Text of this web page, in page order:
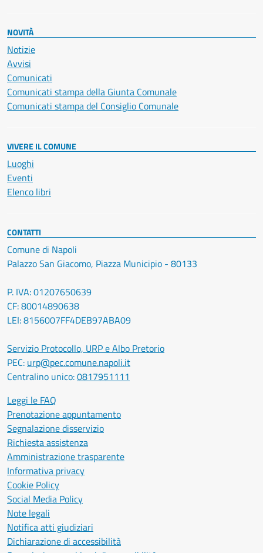
NOVITÀ
Notizie
Avvisi
Comunicati
Comunicati stampa della Giunta Comunale
Comunicati stampa del Consiglio Comunale
VIVERE IL COMUNE
Luoghi
Eventi
Elenco libri
CONTATTI
Comune di Napoli
Palazzo San Giacomo, Piazza Municipio - 80133
P. IVA: 01207650639
CF: 80014890638
LEI: 8156007FF4DEB97ABA09
Servizio Protocollo, URP e Albo Pretorio
PEC: urp@pec.comune.napoli.it
Centralino unico:0817951111
Leggi le FAQ
Prenotazione appuntamento
Segnalazione disservizio
Richiesta assistenza
Amministrazione trasparente
Informativa privacy
Cookie Policy
Social Media Policy
Note legali
Notifica atti giudiziari
Dichiarazione di accessibilità